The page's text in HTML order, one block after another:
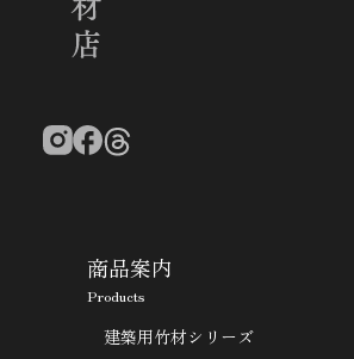
商品案内
Products
建築用竹材シリーズ